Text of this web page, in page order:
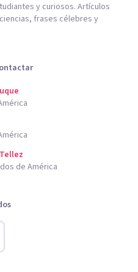
y curiosos. Artículos
frases célebres y
de América